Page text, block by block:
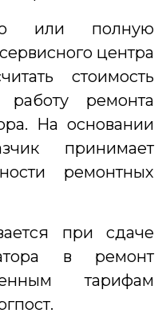
или полную
центра
стоимость
ремонта
На основании
принимает
ремонтных
при сдаче
в ремонт
тарифам